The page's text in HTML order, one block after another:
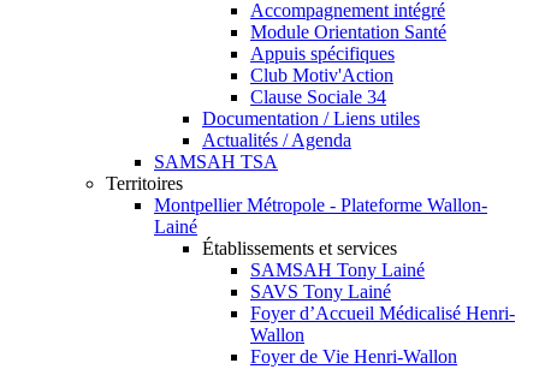
Accompagnement intégré
Module Orientation Santé
Appuis spécifiques
Club Motiv'Action
Clause Sociale 34
Documentation / Liens utiles
Actualités / Agenda
SAMSAH TSA
Territoires
Montpellier Métropole - Plateforme Wallon-
Lainé
Établissements et services
SAMSAH Tony Lainé
SAVS Tony Lainé
Foyer d’Accueil Médicalisé Henri-
Wallon
Foyer de Vie Henri-Wallon